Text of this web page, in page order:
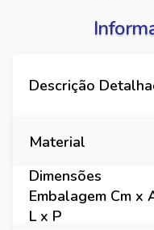
Descrição
Material
Dimensões
Embalagem Cm x
L x P